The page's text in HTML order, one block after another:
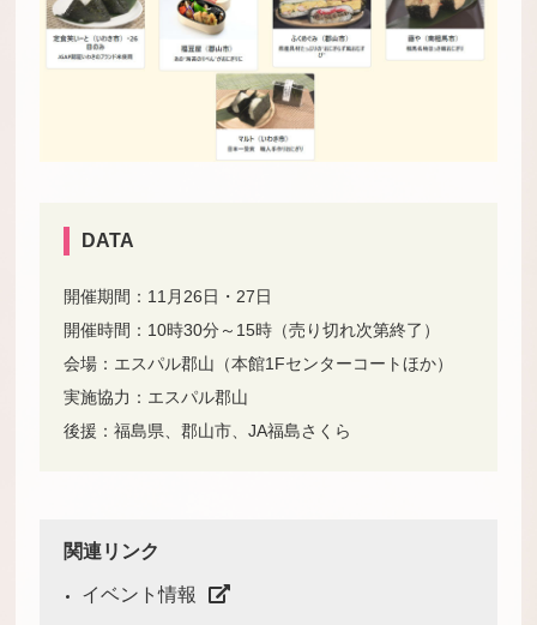
DATA
開催期間：11月26日・27日
開催時間：10時30分～15時（売り切れ次第終了）
会場：エスパル郡山（本館1Fセンターコートほか）
実施協力：エスパル郡山
後援：福島県、郡山市、JA福島さくら
関連リンク
イベント情報